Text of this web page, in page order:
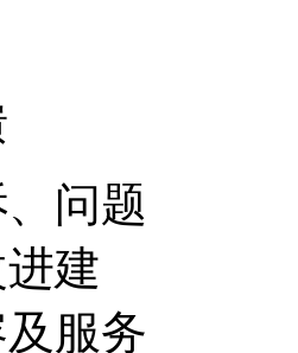
问题
建
服务